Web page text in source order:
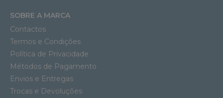
SOBRE A MARCA
Contactos
Termos e Condições
Política de Privacidade
Métodos de Pagamento
Envios e Entregas
Trocas e Devoluções